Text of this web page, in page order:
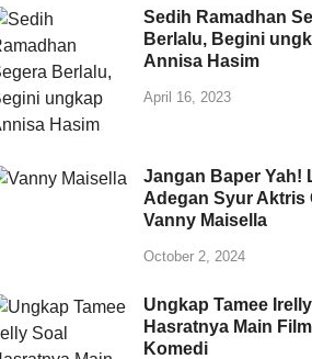
Sedih Ramadhan
Berlalu, Begini
Annisa Hasim
April 16, 2023
Jangan Baper Yah!
Adegan Syur Aktris
Vanny Maisella
October 2, 2024
Ungkap Tamee
Hasratnya Main Film
Komedi